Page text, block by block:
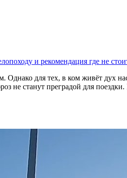
и рекомендация где не
Однако для тех, в ком живёт дух
не станут преградой для